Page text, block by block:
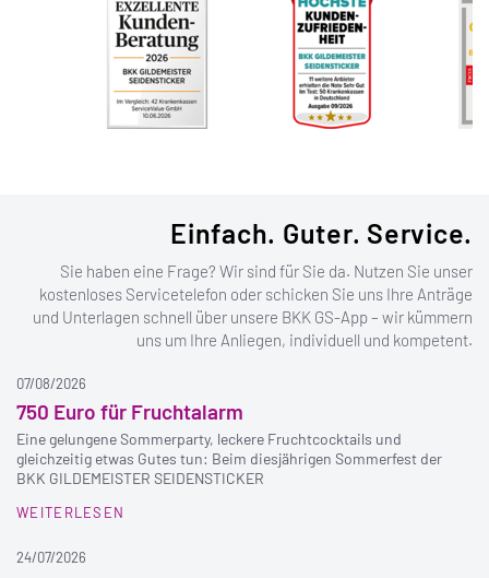
Einfach. Guter. Service.
Sie haben eine Frage? Wir sind für Sie da. Nutzen Sie unser
kostenloses Servicetelefon oder schicken Sie uns Ihre Anträge
und Unterlagen schnell über unsere BKK GS-App – wir kümmern
uns um Ihre Anliegen, individuell und kompetent.
07/08/2026
750 Euro für Fruchtalarm
Eine gelungene Sommerparty, leckere Fruchtcocktails und
gleichzeitig etwas Gutes tun: Beim diesjährigen Sommerfest der
BKK GILDEMEISTER SEIDENSTICKER
WEITERLESEN
24/07/2026